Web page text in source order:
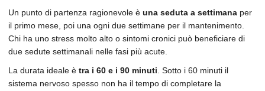
Un punto di partenza ragionevole è una seduta a settimana per
il primo mese, poi una ogni due settimane per il mantenimento.
Chi ha uno stress molto alto o sintomi cronici può beneficiare di
due sedute settimanali nelle fasi più acute.
La durata ideale è tra i 60 e i 90 minuti. Sotto i 60 minuti il
sistema nervoso spesso non ha il tempo di completare la